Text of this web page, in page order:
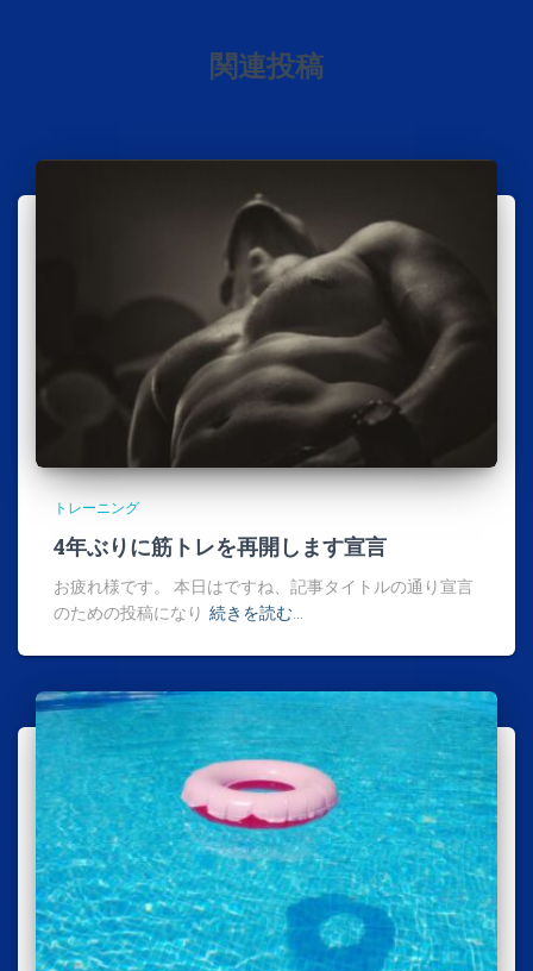
関連投稿
トレーニング
4年ぶりに筋トレを再開します宣言
お疲れ様です。 本日はですね、記事タイトルの通り宣言
のための投稿になり 続きを読む…